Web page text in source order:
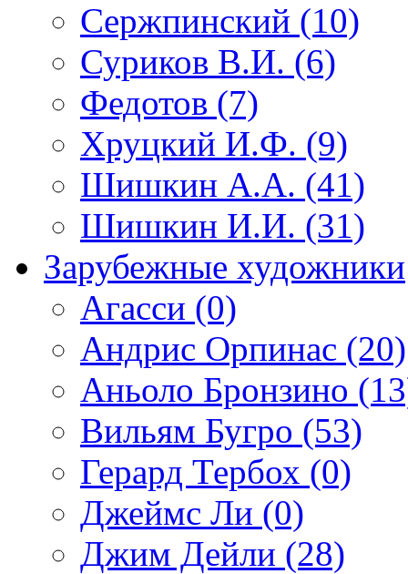
Сержпинский (10)
Суриков В.И. (6)
Федотов (7)
Хруцкий И.Ф. (9)
Шишкин А.А. (41)
Шишкин И.И. (31)
Зарубежные художники
Агасси (0)
Андрис Орпинас (20)
Аньоло Бронзино
Вильям Бугро (53)
Герард Тербох (0)
Джеймс Ли (0)
Джим Дейли (28)